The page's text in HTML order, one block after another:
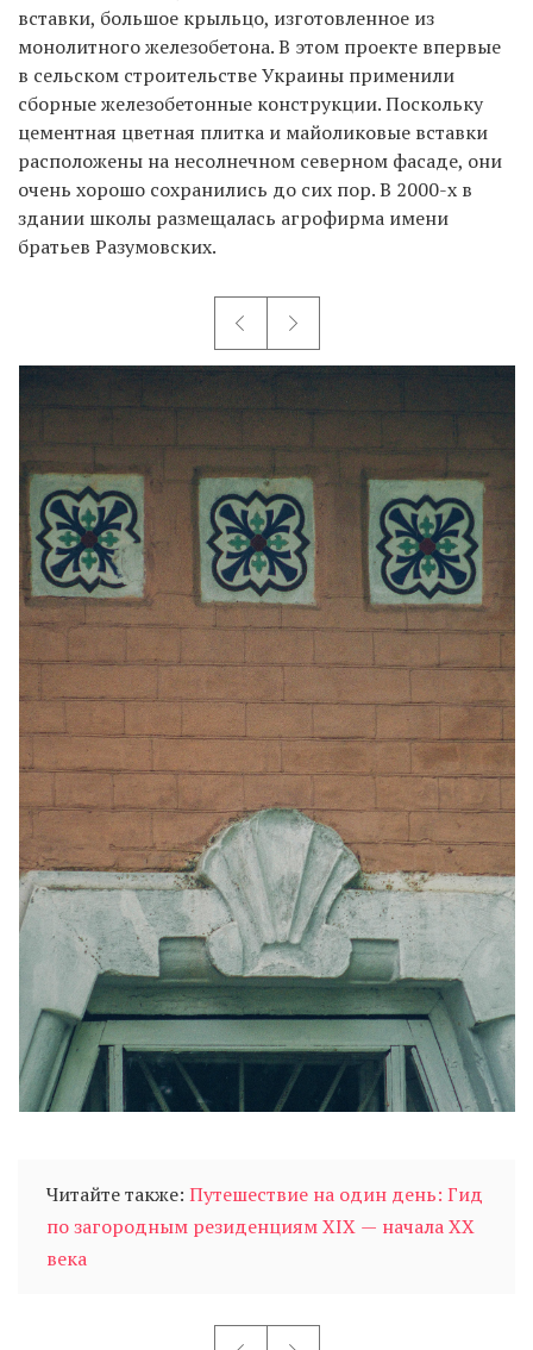
вставки, большое крыльцо, изготовленное из
монолитного железобетона. В этом проекте впервые
в сельском строительстве Украины применили
сборные железобетонные конструкции. Поскольку
цементная цветная плитка и майоликовые вставки
расположены на несолнечном северном фасаде, они
очень хорошо сохранились до сих пор. В 2000-х в
здании школы размещалась агрофирма имени
братьев Разумовских.
Читайте также: Путешествие на один день: Гид
по загородным резиденциям XIX — начала XX
века